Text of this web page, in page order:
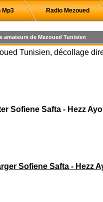
Mp3 Radio Mezoued
amateurs de Mezoued Tunisien
Tunisien, décollage
Sofiene Safta - Hezz
Sofiene Safta - Hezz